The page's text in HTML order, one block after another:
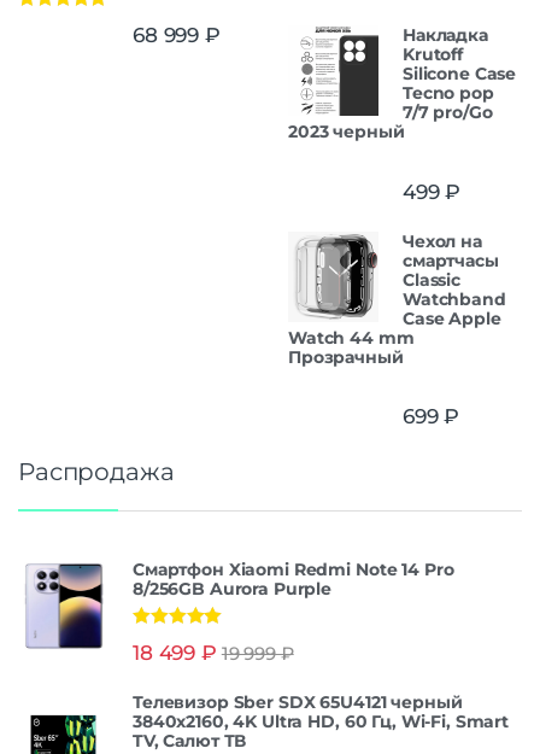
68 999 ₽
Накладка
Krutoff
Silicone Case
Tecno pop
7/7 pro/Go
2023 черный
499₽
Чехол на
смартчасы
Classic
Watchband
Case Apple
Watch 44 mm
Прозрачный
699₽
Распродажа
Смартфон Xiaomi Redmi Note 14 Pro
8/256GB Aurora Purple
из 5
18 499 ₽ 19 999₽
Телевизор Sber SDX 65U4121 черный
3840x2160, 4K Ultra HD, 60 Гц, Wi-Fi, Smart
TV, Салют ТВ